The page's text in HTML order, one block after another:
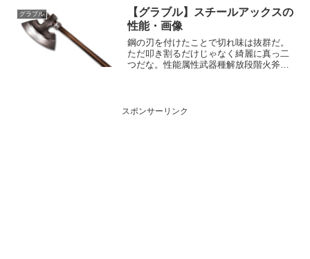
を植え付ける。性能属性武器種解放段階
闇銃10HP攻撃力MAX...
グラブル
【グラブル】スチールアックスの
性能・画像
鋼の刃を付けたことで切れ味は抜群だ。
ただ叩き割るだけじゃなく綺麗に真っ二
つだな。性能属性武器種解放段階火斧
スポンサーリンク